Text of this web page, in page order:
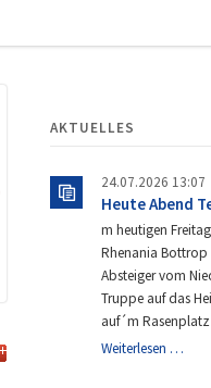
AKTUELLES
24.07.2026 13:07
Heute Abend
m heutigen
Rhenania Bottrop
Absteiger vom
Truppe auf das
auf´m
Weiterlesen …